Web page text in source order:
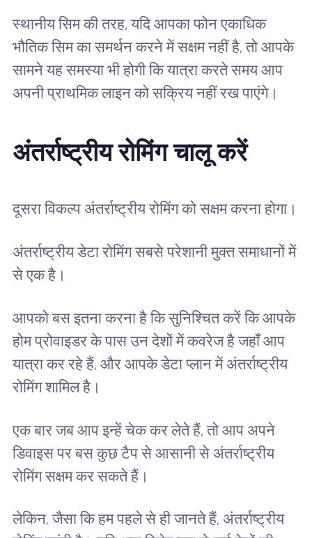
स्थानीय सिम की तरह, यदि आपका फोन एकाधिक
भौतिक सिम का समर्थन करने में सक्षम नहीं है, तो आपके
सामने यह समस्या भी होगी कि यात्रा करते समय आप
अपनी प्राथमिक लाइन को सक्रिय नहीं रख पाएंगे।
अंतर्राष्ट्रीय रोमिंग चालू करें
दूसरा विकल्प अंतर्राष्ट्रीय रोमिंग को सक्षम करना होगा।
अंतर्राष्ट्रीय डेटा रोमिंग सबसे परेशानी मुक्त समाधानों में
से एक है।
आपको बस इतना करना है कि सुनिश्चित करें कि आपके
होम प्रोवाइडर के पास उन देशों में कवरेज है जहाँ आप
यात्रा कर रहे हैं, और आपके डेटा प्लान में अंतर्राष्ट्रीय
रोमिंग शामिल है।
एक बार जब आप इन्हें चेक कर लेते हैं, तो आप अपने
डिवाइस पर बस कुछ टैप से आसानी से अंतर्राष्ट्रीय
रोमिंग सक्षम कर सकते हैं।
लेकिन, जैसा कि हम पहले से ही जानते हैं, अंतर्राष्ट्रीय